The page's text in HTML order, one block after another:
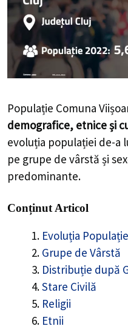
Populație Comuna
demografice, etnice și
evoluția populației de-
pe grupe de vârstă și
predominante.
Conținut Articol
Evoluția
Grupe de Vârstă
Distribuție după
Stare Civilă
Religii
Etnii